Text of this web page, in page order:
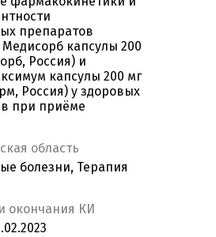
препаратов
капсулы 200
Россия) и
капсулы 200 мг
Россия) у здоровых
при приёме
область
болезни, Терапия
окончания КИ